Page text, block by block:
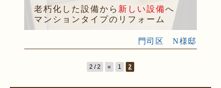
老朽化した設備から 新しい設備へ
マンションタイプのリフォーム
門司区 N様邸
2 / 2 « 1 2